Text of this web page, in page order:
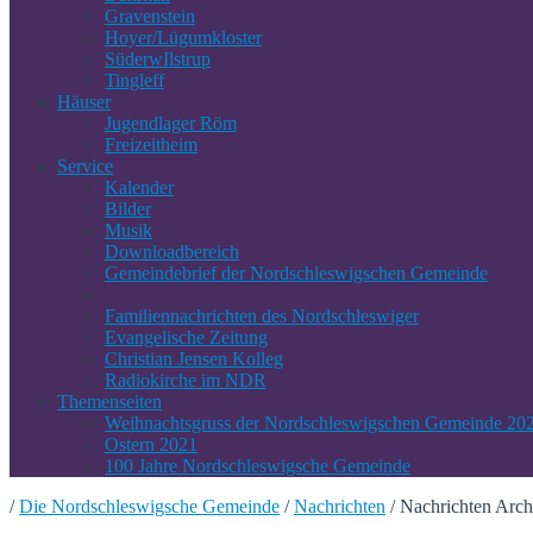
Gravenstein
Hoyer/Lügumkloster
SüderwIlstrup
Tingleff
Häuser
Jugendlager Röm
Freizeitheim
Service
Kalender
Bilder
Musik
Downloadbereich
Gemeindebrief der Nordschleswigschen Gemeinde
Familiennachrichten des Nordschleswiger
Evangelische Zeitung
Christian Jensen Kolleg
Radiokirche im NDR
Themenseiten
Weihnachtsgruss der Nordschleswigschen Gemeinde
Ostern 2021
100 Jahre Nordschleswigsche Gemeinde
/ Die Nordschleswigsche Gemeinde / Nachrichten /Nachrichten